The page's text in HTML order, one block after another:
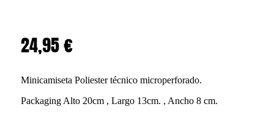
24,95€
Minicamiseta Poliester técnico microperforado.
Packaging Alto 20cm , Largo 13cm. , Ancho 8 cm.